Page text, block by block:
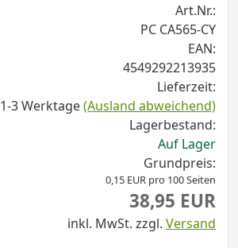
Art.Nr.:
PC CA565-CY
EAN:
4549292213935
Lieferzeit:
1-3 Werktage(Ausland abweichend)
Lagerbestand:
Auf Lager
Grundpreis:
0,15 EUR pro 100 Seiten
38,95 EUR
inkl. MwSt. zzgl. Versand